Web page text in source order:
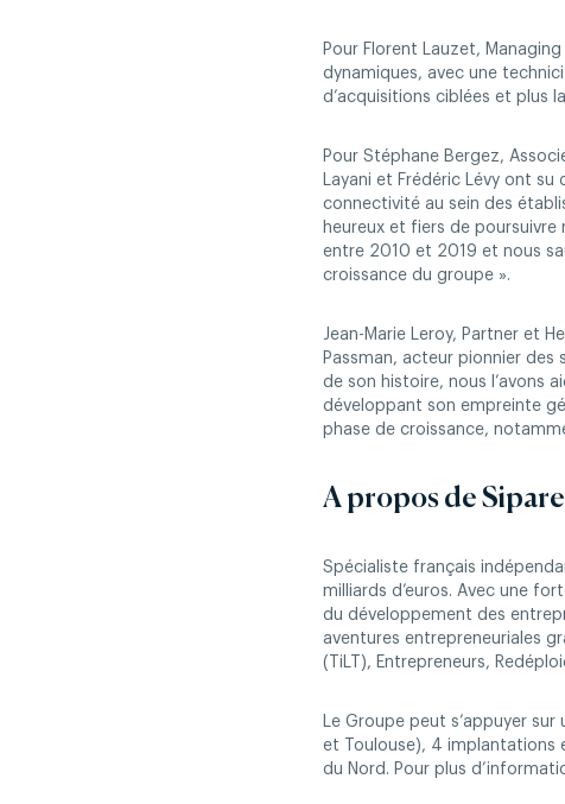
Pour Florent Lauzet,
dynamiques, avec une
d’acquisitions ciblées et plus
Pour Stéphane Bergez,
Layani et Frédéric Lévy ont
connectivité au sein des
heureux et fiers de
entre 2010 et 2019 et nous
croissance du groupe ».
Jean-Marie Leroy, Partner et
Passman, acteur pionnier
de son histoire, nous l’avons
développant son empreinte
phase de croissance,
A propos de
Spécialiste français
milliards d’euros. Avec une
du développement des
aventures entrepreneuriales
(TiLT), Entrepreneurs,
Le Groupe peut s’appuyer
et Toulouse), 4 implantations
du Nord. Pour plus